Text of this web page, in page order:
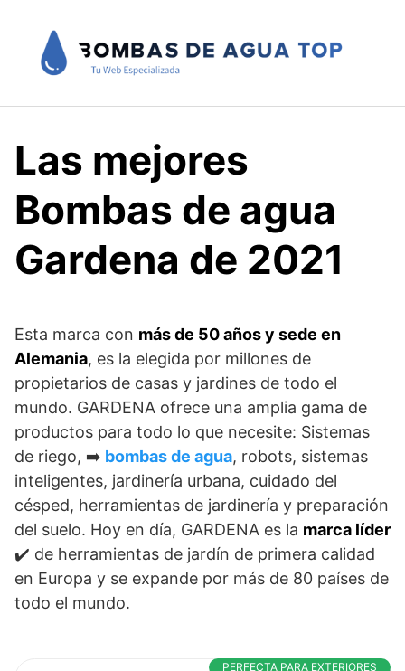
contenido
Las mejores
Bombas de agua
Gardena de 2021
Esta marca con más de 50 años y sede en
Alemania, es la elegida por millones de
propietarios de casas y jardines de todo el
mundo. GARDENA ofrece una amplia gama de
productos para todo lo que necesite: Sistemas
de riego, ➡️ bombas de agua, robots, sistemas
inteligentes, jardinería urbana, cuidado del
césped, herramientas de jardinería y preparación
del suelo. Hoy en día, GARDENA es la marca líder
✔️ de herramientas de jardín de primera calidad
en Europa y se expande por más de 80 países de
todo el mundo.
PERFECTA PARA EXTERIORES